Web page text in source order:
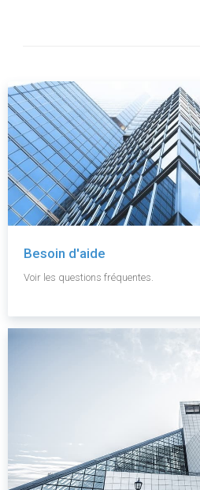
Besoin d'aide
Voir les questions fréquentes.